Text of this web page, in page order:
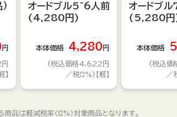
円
】
オードブル5~6人前
(4,280円)
本体価格 4,280 円
(税込価格4,622円
／税8%)【軽】
オードブ
(5,280
本体価格
(税込
／
商品は軽減税率（8%）対象商品となります。